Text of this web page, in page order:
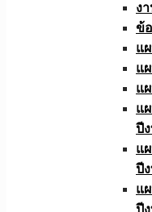
ง
ข้
แ
แ
แ
แ
ปี
แ
ปี
แ
ปี